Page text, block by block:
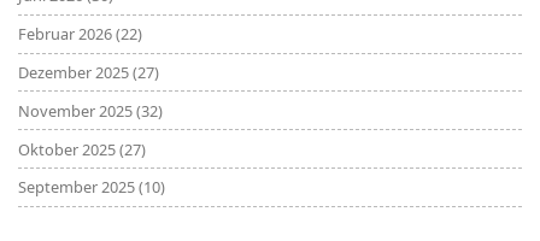
Februar 2026(22)
Dezember 2025(27)
November 2025(32)
Oktober 2025(27)
September 2025(10)